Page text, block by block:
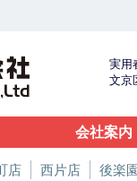
実用
文京
会社案内
店 西片店 後楽